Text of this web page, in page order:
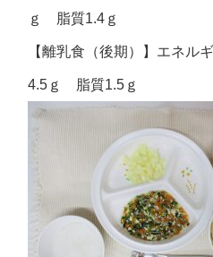
ｇ 脂質1.4ｇ
【離乳食（後期）】エネ
4.5ｇ 脂質1.5ｇ